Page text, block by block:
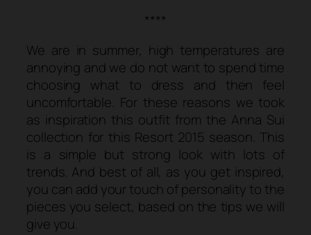
****
We are in summer, high temperatures are
annoying and we do not want to spend time
choosing what to dress and then feel
uncomfortable. For these reasons we took
as inspiration this outfit from the Anna Sui
collection for this Resort 2015 season. This
is a simple but strong look with lots of
trends. And best of all, as you get inspired,
you can add your touch of personality to the
pieces you select, based on the tips we will
give you.